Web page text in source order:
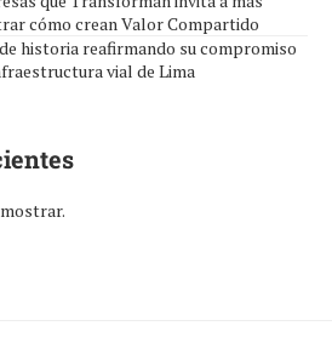
cómo crean Valor Compartido
historia reafirmando su compromiso
vial de Lima